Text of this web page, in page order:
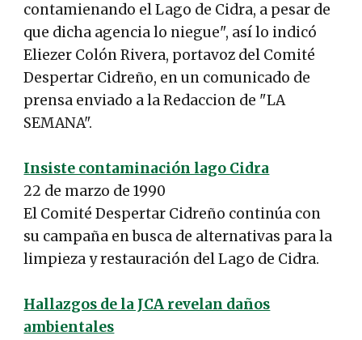
contamienando el Lago de Cidra, a pesar de
que dicha agencia lo niegue", así lo indicó
Eliezer Colón Rivera, portavoz del Comité
Despertar Cidreño, en un comunicado de
prensa enviado a la Redaccion de "LA
SEMANA".
Insiste contaminación lago Cidra
22 de marzo de 1990
El Comité Despertar Cidreño continúa con
su campaña en busca de alternativas para la
limpieza y restauración del Lago de Cidra.
Hallazgos de la JCA revelan daños
ambientales